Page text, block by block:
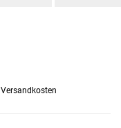
Versandkosten